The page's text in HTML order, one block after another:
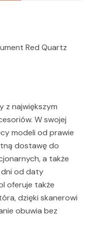
Red Quartz
z największym
W swojej
modeli od prawie
dostawę do
a także
od daty
oferuje także
dzięki skanerowi
obuwia bez